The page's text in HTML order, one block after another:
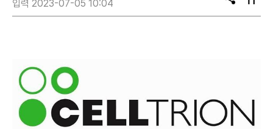
입력 2023-07-05 10:04
공
유
텍
스